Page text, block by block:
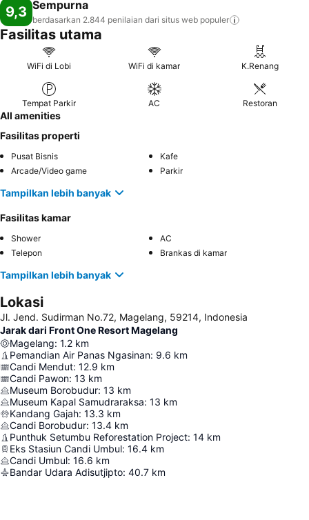
9,3 Sempurna
berdasarkan 2.844 penilaian dari situs web populer
Fasilitas utama
WiFi di Lobi WiFi di kamar K.Renang
Tempat Parkir AC Restoran
All amenities
Fasilitas properti
Pusat Bisnis
Kafe
Arcade/Video game
Parkir
Tampilkan lebih banyak
Fasilitas kamar
Shower
AC
Telepon
Brankas di kamar
Tampilkan lebih banyak
Lokasi
Jl. Jend. Sudirman No.72, Magelang, 59214, Indonesia
Jarak dari Front One Resort Magelang
Magelang: 1.2 km
Pemandian Air Panas Ngasinan: 9.6 km
Candi Mendut: 12.9 km
Candi Pawon: 13 km
Museum Borobudur: 13 km
Museum Kapal Samudraraksa: 13 km
Kandang Gajah: 13.3 km
Candi Borobudur: 13.4 km
Punthuk Setumbu Reforestation Project: 14 km
Eks Stasiun Candi Umbul: 16.4 km
Candi Umbul: 16.6 km
Bandar Udara Adisutjipto: 40.7 km